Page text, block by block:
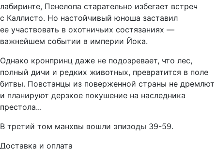
лабиринте, Пенелопа старательно избегает встреч
с Каллисто. Но настойчивый юноша заставил
ее участвовать в охотничьих состязаниях —
важнейшем событии в империи Йока.
Однако кронпринц даже не подозревает, что лес,
полный дичи и редких животных, превратится в поле
битвы. Повстанцы из поверженной страны не дремлют
и планируют дерзкое покушение на наследника
престола...
В третий том манхвы вошли эпизоды 39-59.
Доставка и оплата